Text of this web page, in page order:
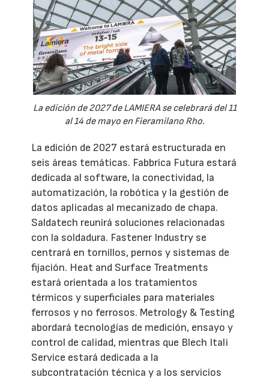
La edición de 2027 de LAMIERA se celebrará del 11
al 14 de mayo en Fieramilano Rho.
La edición de 2027 estará estructurada en
seis áreas temáticas. Fabbrica Futura estará
dedicada al software, la conectividad, la
automatización, la robótica y la gestión de
datos aplicadas al mecanizado de chapa.
Saldatech reunirá soluciones relacionadas
con la soldadura. Fastener Industry se
centrará en tornillos, pernos y sistemas de
fijación. Heat and Surface Treatments
estará orientada a los tratamientos
térmicos y superficiales para materiales
ferrosos y no ferrosos. Metrology & Testing
abordará tecnologías de medición, ensayo y
control de calidad, mientras que Blech Itali
Service estará dedicada a la
subcontratación técnica y a los servicios